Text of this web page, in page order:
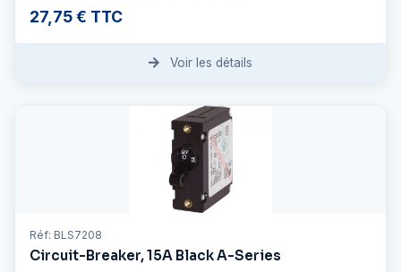
27,75 € TTC
Voir les détails
Réf: BLS7208
Circuit-Breaker, 15A Black A-Series